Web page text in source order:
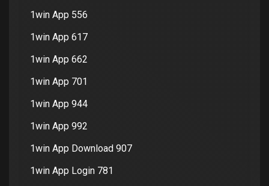
1win App 556
1win App 617
1win App 662
1win App 701
1win App 944
1win App 992
1win App Download 907
1win App Login 781